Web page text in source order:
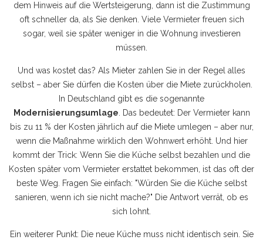
dem Hinweis auf die Wertsteigerung, dann ist die Zustimmung
oft schneller da, als Sie denken. Viele Vermieter freuen sich
sogar, weil sie später weniger in die Wohnung investieren
müssen.
Und was kostet das? Als Mieter zahlen Sie in der Regel alles
selbst – aber Sie dürfen die Kosten über die Miete zurückholen.
In Deutschland gibt es die sogenannte
Modernisierungsumlage . Das bedeutet: Der Vermieter kann
bis zu 11 % der Kosten jährlich auf die Miete umlegen – aber nur,
wenn die Maßnahme wirklich den Wohnwert erhöht. Und hier
kommt der Trick: Wenn Sie die Küche selbst bezahlen und die
Kosten später vom Vermieter erstattet bekommen, ist das oft der
beste Weg. Fragen Sie einfach: "Würden Sie die Küche selbst
sanieren, wenn ich sie nicht mache?" Die Antwort verrät, ob es
sich lohnt.
Ein weiterer Punkt: Die neue Küche muss nicht identisch sein. Sie